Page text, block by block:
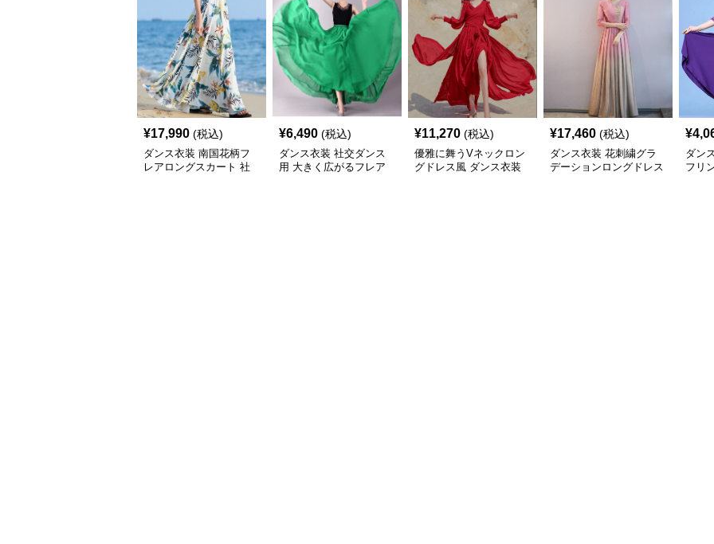
¥17,990 (税込)
ダンス衣装 南国花柄フ
レアロングスカート 社
¥6,490 (税込)
ダンス衣装 社交ダンス
用 大きく広がるフレア
¥11,270 (税込)
優雅に舞うVネックロン
グドレス風 ダンス衣装
¥17,460 (税込)
ダンス衣装 花刺繍グラ
デーションロングドレス
¥
ダン
フリ